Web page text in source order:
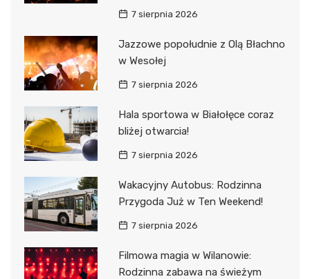
7 sierpnia 2026
Jazzowe popołudnie z Olą Błachno
w Wesołej
7 sierpnia 2026
Hala sportowa w Białołęce coraz
bliżej otwarcia!
7 sierpnia 2026
Wakacyjny Autobus: Rodzinna
Przygoda Już w Ten Weekend!
7 sierpnia 2026
Filmowa magia w Wilanowie:
Rodzinna zabawa na świeżym